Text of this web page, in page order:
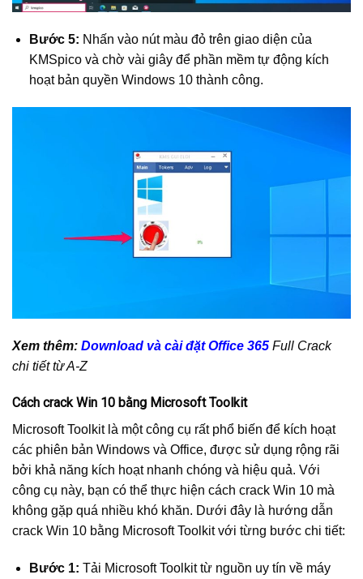
Bước 5: Nhấn vào nút màu đỏ trên giao diện của
KMSpico và chờ vài giây để phần mềm tự động kích
hoạt bản quyền Windows 10 thành công.
Xem thêm: Download và cài đặt Office 365 Full Crack
chi tiết từ A-Z
Cách crack Win 10 bằng Microsoft Toolkit
Microsoft Toolkit là một công cụ rất phổ biến để kích hoạt
các phiên bản Windows và Office, được sử dụng rộng rãi
bởi khả năng kích hoạt nhanh chóng và hiệu quả. Với
công cụ này, bạn có thể thực hiện cách crack Win 10 mà
không gặp quá nhiều khó khăn. Dưới đây là hướng dẫn
crack Win 10 bằng Microsoft Toolkit với từng bước chi tiết:
Bước 1: Tải Microsoft Toolkit từ nguồn uy tín về máy